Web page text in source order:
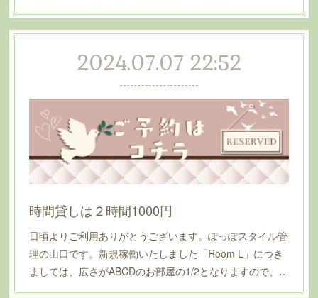
2024.07.07 22:52
時間貸しは２時間1000円
日頃よりご利用ありがとうございます。ぽっぽスタイル管
理の山口です。新規稼働いたしました「Room L」につき
ましては、広さがABCDのお部屋の1/2となりますので、…